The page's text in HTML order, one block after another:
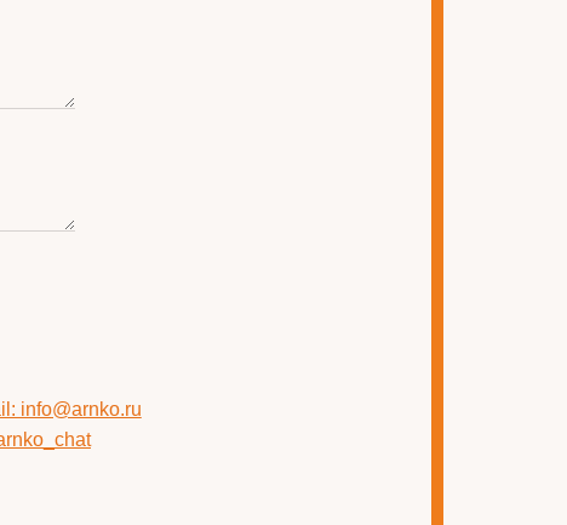
info@arnko.ru